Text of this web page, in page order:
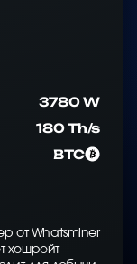
3780 W
180 Th/s
BTC
от Whatsminer
хешрейт